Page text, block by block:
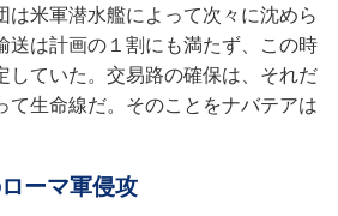
は米軍潜水艦によって次々に沈めら
送は計画の１割にも満たず、この時
していた。交易路の確保は、それだ
て生命線だ。そのことをナバテアは
ーマ軍侵攻